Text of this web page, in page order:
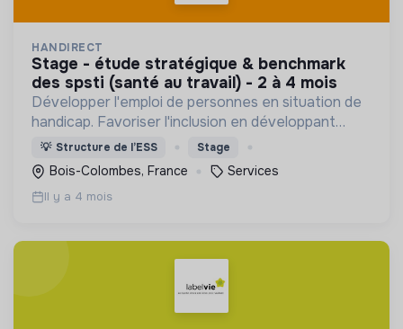
HANDIRECT
stage - étude stratégique & benchmark
des spsti (santé au travail) - 2 à 4 mois
Développer l'emploi de personnes en situation de
handicap. Favoriser l'inclusion en développant
l'employabilité
💡 Structure de l’ESS Stage
Bois-Colombes, France Services
Il y a 4 mois